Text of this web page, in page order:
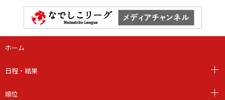
ホーム
日程・結果
順位